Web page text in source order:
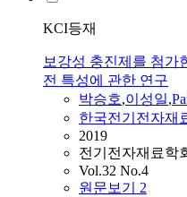
KCI등재
보강성 충진제를 첨가
전 특성에 관한 연구
박승호,이성일,
한국전기전자재
2019
전기전자재료학
Vol.32 No.4
원문보기 2